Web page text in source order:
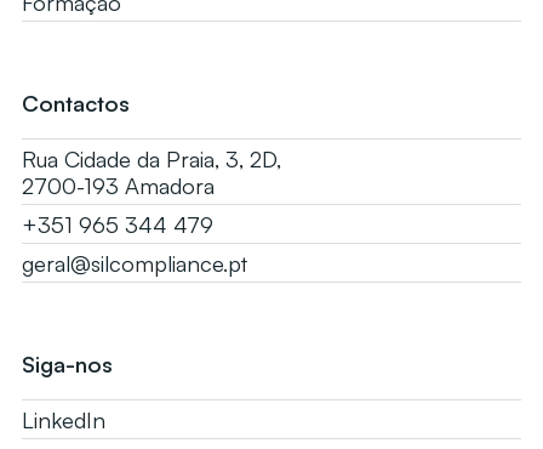
Contactos
Rua Cidade da Praia, 3, 2D,
2700-193 Amadora
+351 965 344 479
geral@silcompliance.pt
Siga-nos
LinkedIn